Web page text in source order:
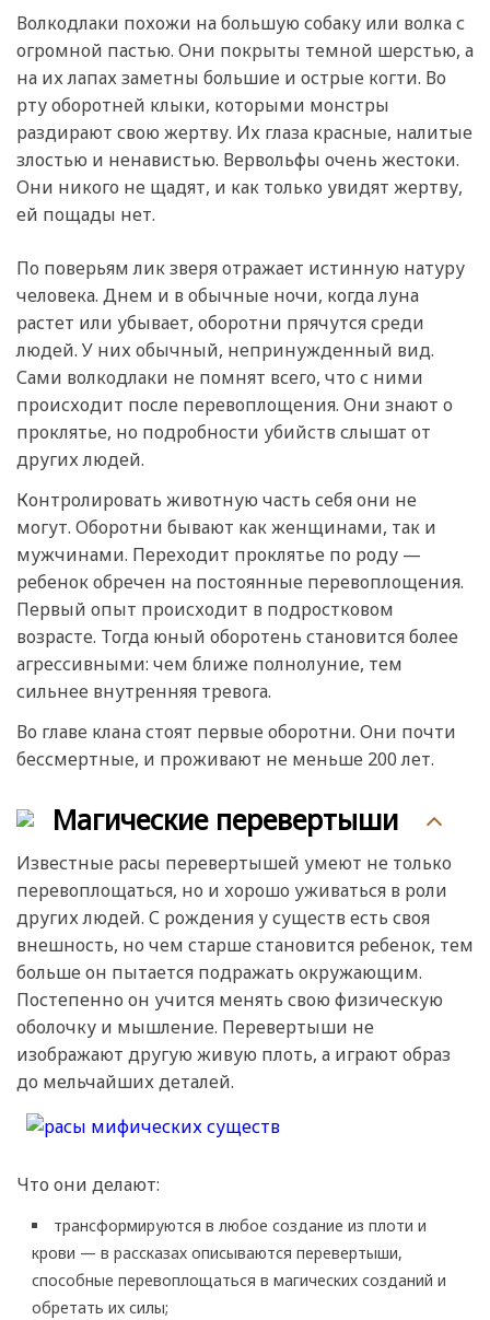
Волкодлаки похожи на большую собаку или волка с
огромной пастью. Они покрыты темной шерстью, а
на их лапах заметны большие и острые когти. Во
рту оборотней клыки, которыми монстры
раздирают свою жертву. Их глаза красные, налитые
злостью и ненавистью. Вервольфы очень жестоки.
Они никого не щадят, и как только увидят жертву,
ей пощады нет.
По поверьям лик зверя отражает истинную натуру
человека. Днем и в обычные ночи, когда луна
растет или убывает, оборотни прячутся среди
людей. У них обычный, непринужденный вид.
Сами волкодлаки не помнят всего, что с ними
происходит после перевоплощения. Они знают о
проклятье, но подробности убийств слышат от
других людей.
Контролировать животную часть себя они не
могут. Оборотни бывают как женщинами, так и
мужчинами. Переходит проклятье по роду —
ребенок обречен на постоянные перевоплощения.
Первый опыт происходит в подростковом
возрасте. Тогда юный оборотень становится более
агрессивными: чем ближе полнолуние, тем
сильнее внутренняя тревога.
Во главе клана стоят первые оборотни. Они почти
бессмертные, и проживают не меньше 200 лет.
Магические перевертыши
Известные расы перевертышей умеют не только
перевоплощаться, но и хорошо уживаться в роли
других людей. С рождения у существ есть своя
внешность, но чем старше становится ребенок, тем
больше он пытается подражать окружающим.
Постепенно он учится менять свою физическую
оболочку и мышление. Перевертыши не
изображают другую живую плоть, а играют образ
до мельчайших деталей.
Что они делают:
трансформируются в любое создание из плоти и
крови — в рассказах описываются перевертыши,
способные перевоплощаться в магических созданий и
обретать их силы;